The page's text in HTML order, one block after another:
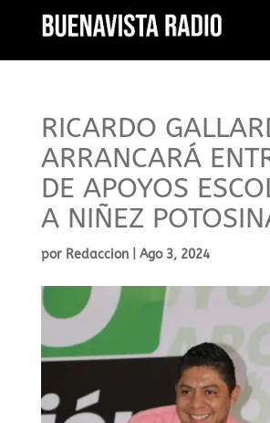
RICARDO
ARRANCARÁ
DE APOYOS
A NIÑEZ
por Redaccion| Ago 3, 2024